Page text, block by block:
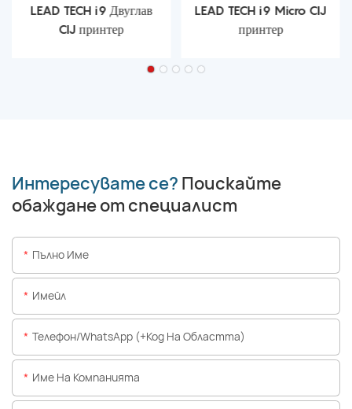
LEAD TECH i9 Двуглав
CIJ принтер
LEAD TECH i9 Micro CIJ
принтер
Интересувате се? Поискайте
обаждане от специалист
Пълно Име
Имейл
Телефон/WhatsApp (+Код На Областта)
Име На Компанията